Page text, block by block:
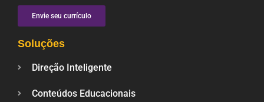
Envie seu currículo
Soluções
Direção Inteligente
Conteúdos Educacionais